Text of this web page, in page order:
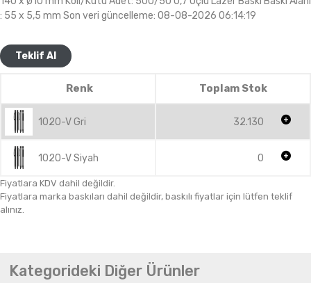
: 55 x 5,5 mm Son veri güncelleme: 08-08-2026 06:14:19
Teklif Al
Renk Toplam Stok
1020-V Gri 32.130
1020-V Siyah 0
Fiyatlara KDV dahil değildir.
Fiyatlara marka baskıları dahil değildir, baskılı fiyatlar için lütfen teklif
alınız.
Kategorideki Diğer Ürünler